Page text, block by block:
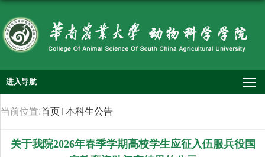
进入导航
当前位置:首页 本科生公告
关于我院2026年春季学期高校学生应征入伍服兵役国